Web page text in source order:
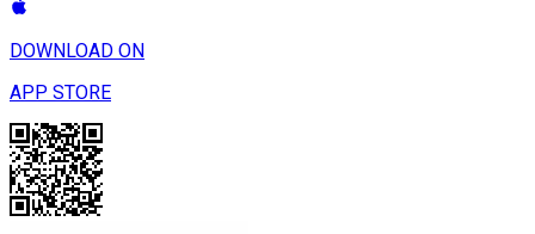
DOWNLOAD ON
APP STORE